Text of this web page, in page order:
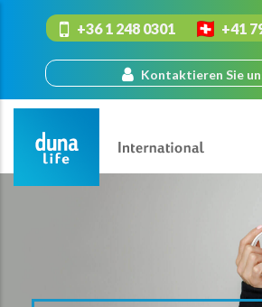
+36 1 248 0301 +41
Kontaktieren Sie